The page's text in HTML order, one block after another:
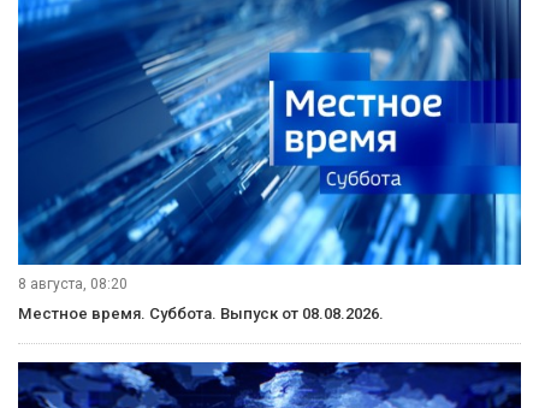
8 августа, 08:20
Местное время. Суббота. Выпуск от 08.08.2026.